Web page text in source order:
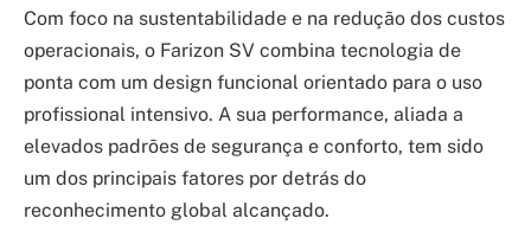
Com foco na sustentabilidade e na redução dos custos
operacionais, o Farizon SV combina tecnologia de
ponta com um design funcional orientado para o uso
profissional intensivo. A sua performance, aliada a
elevados padrões de segurança e conforto, tem sido
um dos principais fatores por detrás do
reconhecimento global alcançado.